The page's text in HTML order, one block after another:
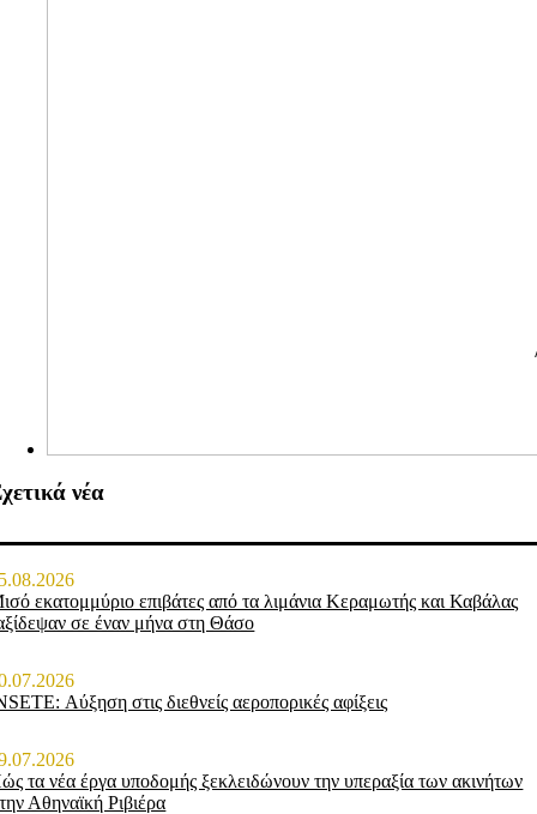
νέα
εκατομμύριο επιβάτες από τα λιμάνια Κεραμωτής και Καβάλας
σε έναν μήνα στη Θάσο
Αύξηση στις διεθνείς αεροπορικές αφίξεις
τα νέα έργα υποδομής ξεκλειδώνουν την υπεραξία των ακινήτων
Αθηναϊκή Ριβιέρα